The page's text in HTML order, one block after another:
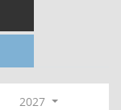
2027